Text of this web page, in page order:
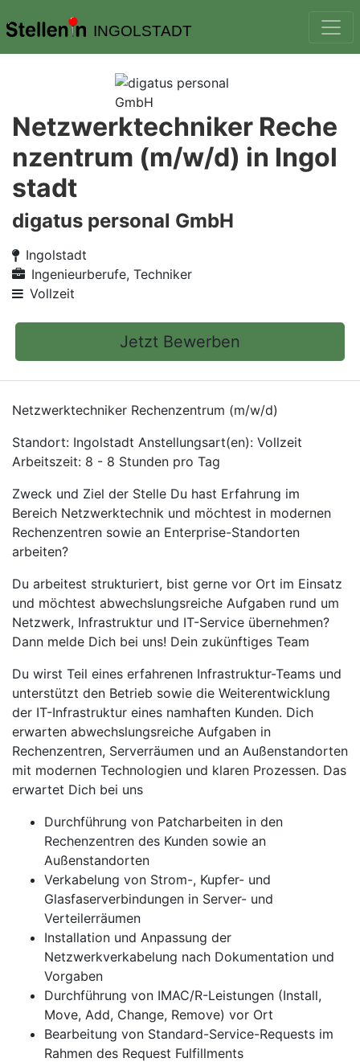
INGOLSTADT
Netzwerktechniker Reche
nzentrum (m/w/d) in Ingol
stadt
digatus personal GmbH
Ingolstadt
Ingenieurberufe, Techniker
Vollzeit
Jetzt Bewerben
Netzwerktechniker Rechenzentrum (m/w/d)
Standort: Ingolstadt Anstellungsart(en): Vollzeit
Arbeitszeit: 8 - 8 Stunden pro Tag
Zweck und Ziel der Stelle Du hast Erfahrung im
Bereich Netzwerktechnik und möchtest in modernen
Rechenzentren sowie an Enterprise-Standorten
arbeiten?
Du arbeitest strukturiert, bist gerne vor Ort im Einsatz
und möchtest abwechslungsreiche Aufgaben rund um
Netzwerk, Infrastruktur und IT-Service übernehmen?
Dann melde Dich bei uns! Dein zukünftiges Team
Du wirst Teil eines erfahrenen Infrastruktur-Teams und
unterstützt den Betrieb sowie die Weiterentwicklung
der IT-Infrastruktur eines namhaften Kunden. Dich
erwarten abwechslungsreiche Aufgaben in
Rechenzentren, Serverräumen und an Außenstandorten
mit modernen Technologien und klaren Prozessen. Das
erwartet Dich bei uns
Durchführung von Patcharbeiten in den
Rechenzentren des Kunden sowie an
Außenstandorten
Verkabelung von Strom-, Kupfer- und
Glasfaserverbindungen in Server- und
Verteilerräumen
Installation und Anpassung der
Netzwerkverkabelung nach Dokumentation und
Vorgaben
Durchführung von IMAC/R-Leistungen (Install,
Move, Add, Change, Remove) vor Ort
Bearbeitung von Standard-Service-Requests im
Rahmen des Request Fulfillments